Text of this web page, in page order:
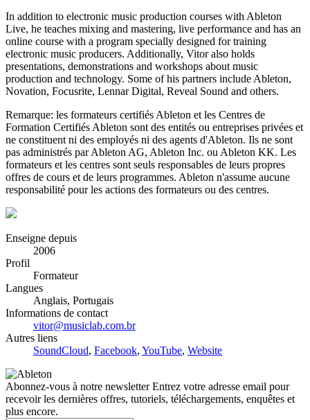
In addition to electronic music production courses with Ableton
Live, he teaches mixing and mastering, live performance and has an
online course with a program specially designed for training
electronic music producers. Additionally, Vitor also holds
presentations, demonstrations and workshops about music
production and technology. Some of his partners include Ableton,
Novation, Focusrite, Lennar Digital, Reveal Sound and others.
Remarque: les formateurs certifiés Ableton et les Centres de
Formation Certifiés Ableton sont des entités ou entreprises privées et
ne constituent ni des employés ni des agents d'Ableton. Ils ne sont
pas administrés par Ableton AG, Ableton Inc. ou Ableton KK. Les
formateurs et les centres sont seuls responsables de leurs propres
offres de cours et de leurs programmes. Ableton n'assume aucune
responsabilité pour les actions des formateurs ou des centres.
Enseigne depuis
2006
Profil
Formateur
Langues
Anglais, Portugais
Informations de contact
vitor@musiclab.com.br
Autres liens
SoundCloud, Facebook, YouTube, Website
Abonnez-vous à notre newsletterEntrez votre adresse email pour
recevoir les dernières offres, tutoriels, téléchargements, enquêtes et
plus encore.